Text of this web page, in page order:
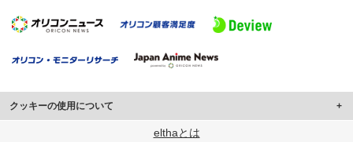
クッキーの使用について
このサイトでは Cookie を使用して、ユーザーに合わせたコンテンツや広告の
elthaとは